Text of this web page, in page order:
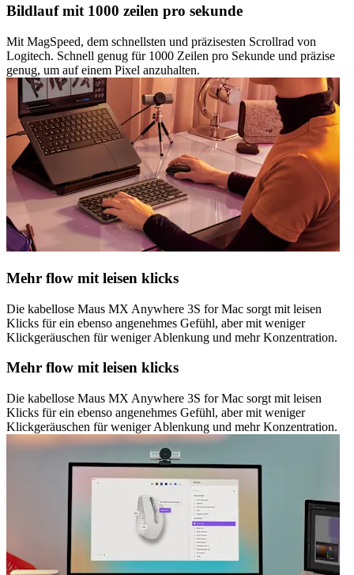
Bildlauf mit 1000 zeilen pro sekunde
Mit MagSpeed, dem schnellsten und präzisesten Scrollrad von
Logitech. Schnell genug für 1000 Zeilen pro Sekunde und präzise
genug, um auf einem Pixel anzuhalten.
Mehr flow mit leisen klicks
Die kabellose Maus MX Anywhere 3S for Mac sorgt mit leisen
Klicks für ein ebenso angenehmes Gefühl, aber mit weniger
Klickgeräuschen für weniger Ablenkung und mehr Konzentration.
Mehr flow mit leisen klicks
Die kabellose Maus MX Anywhere 3S for Mac sorgt mit leisen
Klicks für ein ebenso angenehmes Gefühl, aber mit weniger
Klickgeräuschen für weniger Ablenkung und mehr Konzentration.